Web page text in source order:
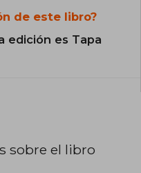
de este libro?
edición es Tapa
sobre el libro